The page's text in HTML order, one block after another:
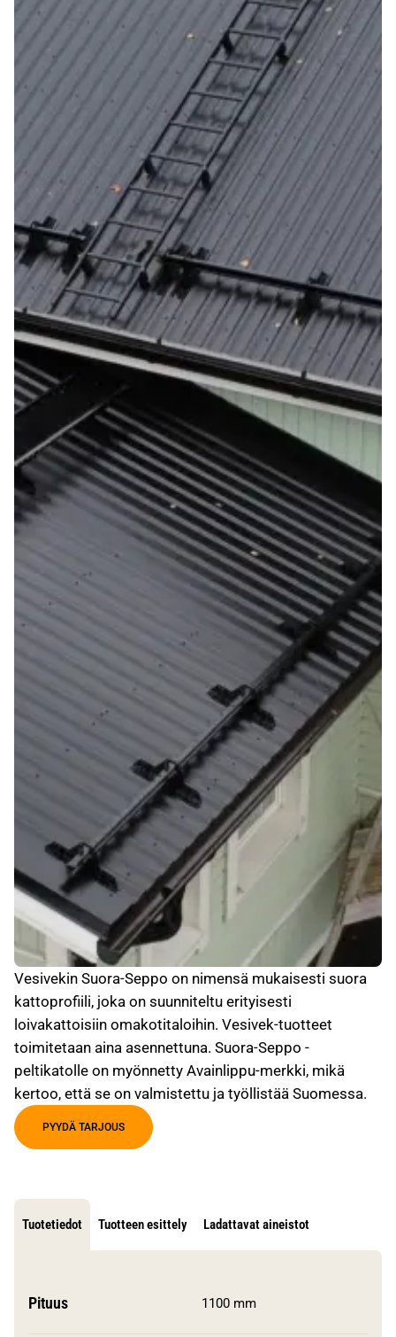
Vesivekin Suora-Seppo on nimensä mukaisesti suora
kattoprofiili, joka on suunniteltu erityisesti
loivakattoisiin omakotitaloihin. Vesivek-tuotteet
toimitetaan aina asennettuna. Suora-Seppo -
peltikatolle on myönnetty Avainlippu-merkki, mikä
kertoo, että se on valmistettu ja työllistää Suomessa.
PYYDÄ TARJOUS
Tuotetiedot Tuotteen esittely Ladattavat aineistot
Pituus 1100 mm